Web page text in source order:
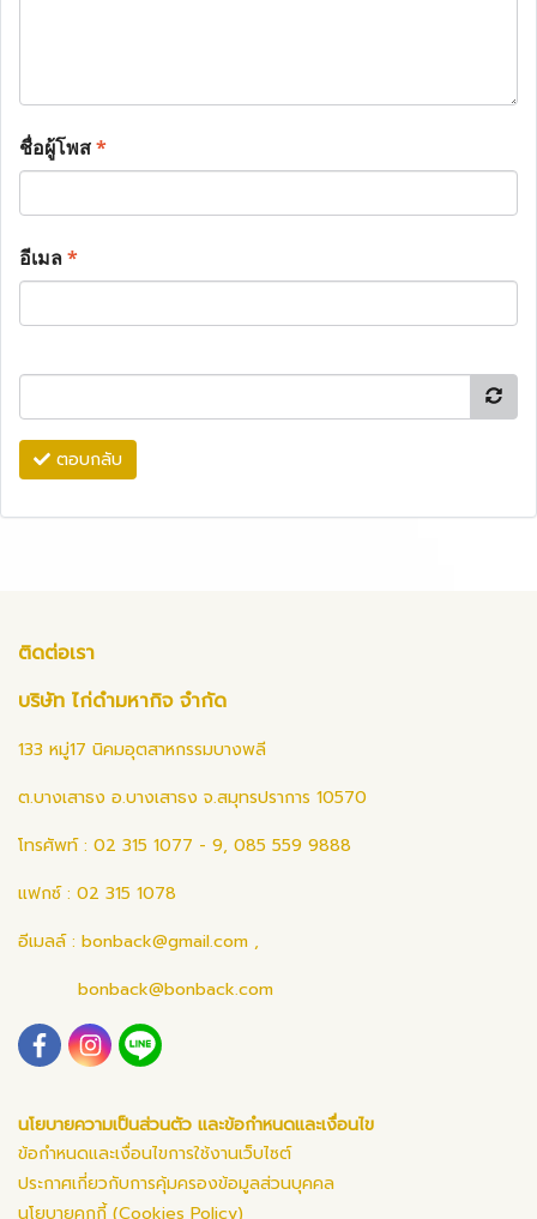
ชื่อผู้โพส*
อีเมล*
ตอบกลับ
ติดต่อเรา
บริษัท ไก่ดำมหากิจ จำกัด
133 หมู่17 นิคมอุตสาหกรรมบางพลี
ต.บางเสาธง อ.บางเสาธง จ.สมุทรปราการ 10570
โทรศัพท์ : 02 315 1077 - 9, 085 559 9888
แฟกซ์ : 02 315 1078
อีเมลล์ : bonback@gmail.com ,
bonback@bonback.com
นโยบายความเป็นส่วนตัว และข้อกำหนดและเงื่อนไข
ข้อกำหนดและเงื่อนไขการใช้งานเว็บไซต์
ประกาศเกี่ยวกับการคุ้มครองข้อมูลส่วนบุคคล
นโยบายคุกกี้ (Cookies Policy)